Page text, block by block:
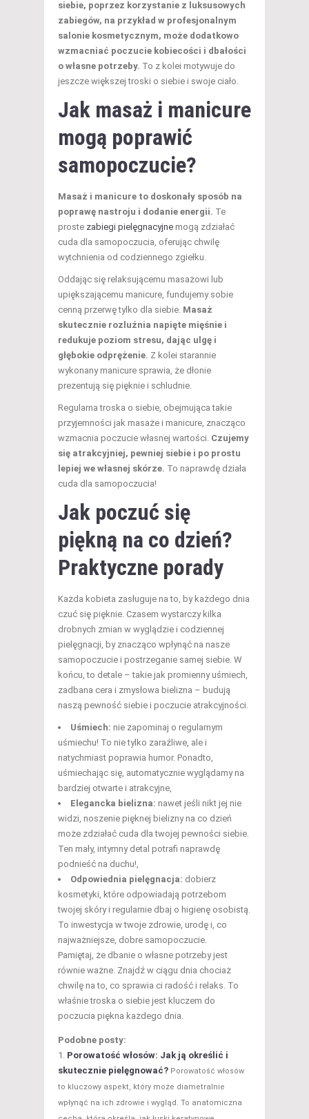
siebie, poprzez korzystanie z luksusowych
zabiegów, na przykład w profesjonalnym
salonie kosmetycznym, może dodatkowo
wzmacniać poczucie kobiecości i dbałości
o własne potrzeby. To z kolei motywuje do
jeszcze większej troski o siebie i swoje ciało.
Jak masaż i manicure
mogą poprawić
samopoczucie?
Masaż i manicure to doskonały sposób na
poprawę nastroju i dodanie energii. Te
proste zabiegi pielęgnacyjne mogą zdziałać
cuda dla samopoczucia, oferując chwilę
wytchnienia od codziennego zgiełku.
Oddając się relaksującemu masażowi lub
upiększającemu manicure, fundujemy sobie
cenną przerwę tylko dla siebie. Masaż
skutecznie rozluźnia napięte mięśnie i
redukuje poziom stresu, dając ulgę i
głębokie odprężenie. Z kolei starannie
wykonany manicure sprawia, że dłonie
prezentują się pięknie i schludnie.
Regularna troska o siebie, obejmująca takie
przyjemności jak masaże i manicure, znacząco
wzmacnia poczucie własnej wartości. Czujemy
się atrakcyjniej, pewniej siebie i po prostu
lepiej we własnej skórze. To naprawdę działa
cuda dla samopoczucia!
Jak poczuć się
piękną na co dzień?
Praktyczne porady
Każda kobieta zasługuje na to, by każdego dnia
czuć się pięknie. Czasem wystarczy kilka
drobnych zmian w wyglądzie i codziennej
pielęgnacji, by znacząco wpłynąć na nasze
samopoczucie i postrzeganie samej siebie. W
końcu, to detale – takie jak promienny uśmiech,
zadbana cera i zmysłowa bielizna – budują
naszą pewność siebie i poczucie atrakcyjności.
Uśmiech: nie zapominaj o regularnym
uśmiechu! To nie tylko zaraźliwe, ale i
natychmiast poprawia humor. Ponadto,
uśmiechając się, automatycznie wyglądamy na
bardziej otwarte i atrakcyjne,
Elegancka bielizna: nawet jeśli nikt jej nie
widzi, noszenie pięknej bielizny na co dzień
może zdziałać cuda dla twojej pewności siebie.
Ten mały, intymny detal potrafi naprawdę
podnieść na duchu!,
Odpowiednia pielęgnacja: dobierz
kosmetyki, które odpowiadają potrzebom
twojej skóry i regularnie dbaj o higienę osobistą.
To inwestycja w twoje zdrowie, urodę i, co
najważniejsze, dobre samopoczucie.
Pamiętaj, że dbanie o własne potrzeby jest
równie ważne. Znajdź w ciągu dnia chociaż
chwilę na to, co sprawia ci radość i relaks. To
właśnie troska o siebie jest kluczem do
poczucia piękna każdego dnia.
Podobne posty:
Porowatość włosów: Jak ją określić i
skutecznie pielęgnować? Porowatość włosów
to kluczowy aspekt, który może diametralnie
wpłynąć na ich zdrowie i wygląd. To anatomiczna